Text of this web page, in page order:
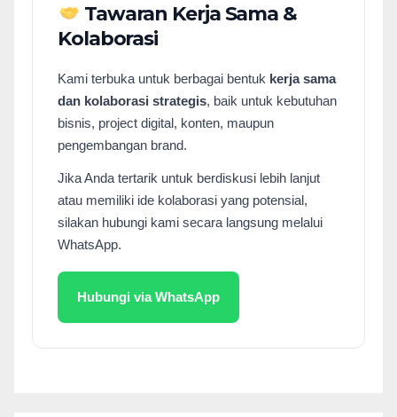
Tawaran Kerja Sama &
Kolaborasi
Kami terbuka untuk berbagai bentuk kerja sama
dan kolaborasi strategis, baik untuk kebutuhan
bisnis, project digital, konten, maupun
pengembangan brand.
Jika Anda tertarik untuk berdiskusi lebih lanjut
atau memiliki ide kolaborasi yang potensial,
silakan hubungi kami secara langsung melalui
WhatsApp.
Hubungi via WhatsApp